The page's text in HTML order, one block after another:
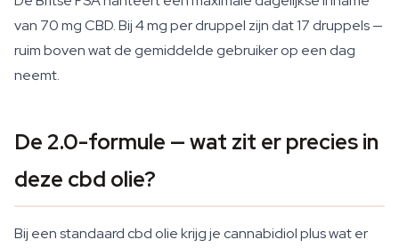
van 70 mg CBD. Bij 4 mg per druppel zijn dat 17 druppels —
ruim boven wat de gemiddelde gebruiker op een dag
neemt.
De 2.0-formule — wat zit er precies in
deze cbd olie?
Bij een standaard cbd olie krijg je cannabidiol plus wat er